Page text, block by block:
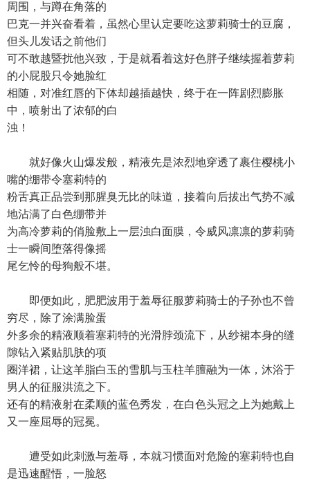
周围，与蹲在角落的
巴克一并兴奋看着，虽然心里认定要吃这萝莉骑士的豆腐，
但头儿发话之前他们
可不敢越暨扰他兴致，于是就看着这好色胖子继续握着萝莉
的小屁股只令她脸红
相随，对准红唇的下体却越插越快，终于在一阵剧烈膨胀
中，喷射出了浓郁的白
浊！
就好像火山爆发般，精液先是浓烈地穿透了裹住樱桃小
嘴的绷带令塞莉特的
粉舌真正品尝到那腥臭无比的味道，接着向后拔出气势不减
地沾满了白色绷带并
为高冷萝莉的俏脸敷上一层浊白面膜，令威风凛凛的萝莉骑
士一瞬间堕落得像摇
尾乞怜的母狗般不堪。
即便如此，肥肥波用于羞辱征服萝莉骑士的子孙也不曾
穷尽，除了涂满脸蛋
外多余的精液顺着塞莉特的光滑脖颈流下，从纱裙本身的缝
隙钻入紧贴肌肤的项
圈洋裙，让这羊脂白玉的雪肌与玉柱羊膻融为一体，沐浴于
男人的征服洪流之下。
还有的精液射在柔顺的蓝色秀发，在白色头冠之上为她戴上
又一座屈辱的冠冕。
遭受如此刺激与羞辱，本就习惯面对危险的塞莉特也自
是迅速醒悟，一脸怒